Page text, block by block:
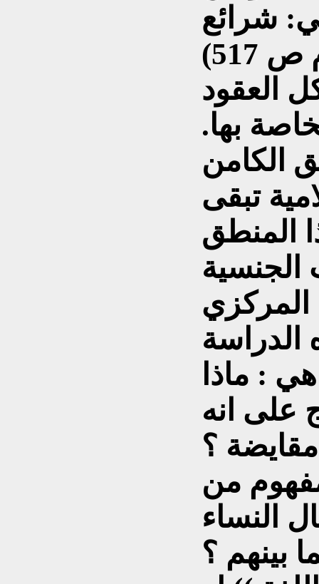
شرائع
العقود
بها.
الكامن
تبقى
المنطق
الجنسية
: ماذا
على انه
؟
من
النساء
بينهم ؟